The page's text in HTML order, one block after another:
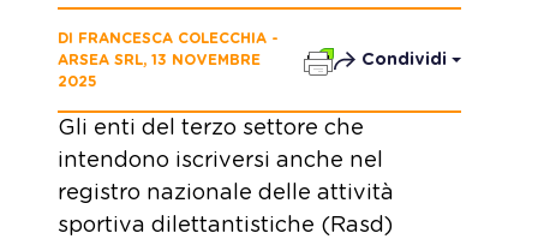
DI FRANCESCA COLECCHIA -
ARSEA SRL, 13 NOVEMBRE
2025
Condividi
Gli enti del terzo settore che
intendono iscriversi anche nel
registro nazionale delle attività
sportiva dilettantistiche (Rasd)